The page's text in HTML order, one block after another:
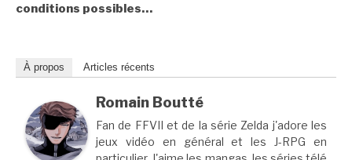
conditions possibles…
À propos Articles récents
Romain Boutté
Fan de FFVII et de la série Zelda j'adore les
jeux vidéo en général et les J-RPG en